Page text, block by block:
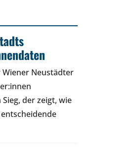
Neustädter
der zeigt, wie